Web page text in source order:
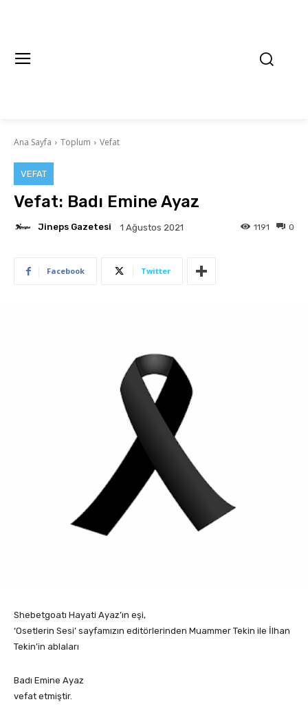
Ana Sayfa Toplum Vefat
VEFAT
Vefat: Badı Emine Ayaz
Jineps Gazetesi 1 Ağustos 2021 0
1191
Facebook Twitter
Shebetgoatı Hayati Ayaz’ın eşi,
‘Osetlerin Sesi’ sayfamızın editörlerinden Muammer Tekin ile İlhan
Tekin’in ablaları
Badı Emine Ayaz
vefat etmiştir.